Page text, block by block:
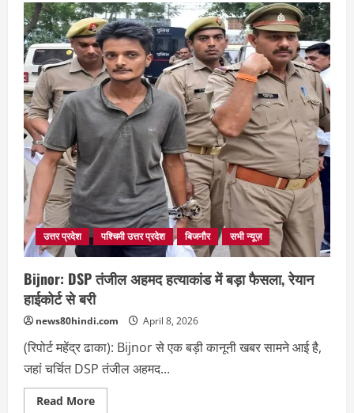
News:
300
एकड़
की
नई
टाउनशिप,
20-
25
लाख
में
मिलेगा
प्लॉट,
हजारों
परिवारों
को
राहत
उत्तर प्रदेश पश्चिमी उत्तर प्रदेश बिजनौर सभी न्यूज़
Bijnor: DSP तंजील अहमद हत्याकांड में बड़ा फैसला, रेयान
हाईकोर्ट से बरी
news80hindi.com April 8, 2026
(रिपोर्ट महेंद्र ढाका): Bijnor से एक बड़ी कानूनी खबर सामने आई है,
जहां चर्चित DSP तंजील अहमद...
Read MoreRead